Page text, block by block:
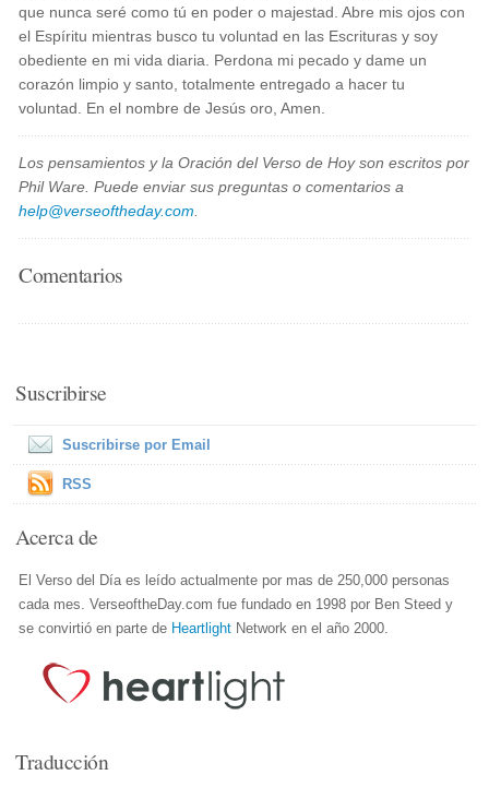
que nunca seré como tú en poder o majestad. Abre mis ojos con
el Espíritu mientras busco tu voluntad en las Escrituras y soy
obediente en mi vida diaria. Perdona mi pecado y dame un
corazón limpio y santo, totalmente entregado a hacer tu
voluntad. En el nombre de Jesús oro, Amen.
Los pensamientos y la Oración del Verso de Hoy son escritos por
Phil Ware. Puede enviar sus preguntas o comentarios a
help@verseoftheday.com
Comentarios
Suscribirse
Suscribirse por Email
RSS
Acerca de
El Verso del Día es leído actualmente por mas de 250,000 personas
cada mes. VerseoftheDay.com fue fundado en 1998 por Ben Steed y
se convirtió en parte de Heartlight Network en el año 2000.
Traducción